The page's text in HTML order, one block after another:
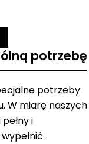
potrzebę
potrzeby
W miarę naszych
i